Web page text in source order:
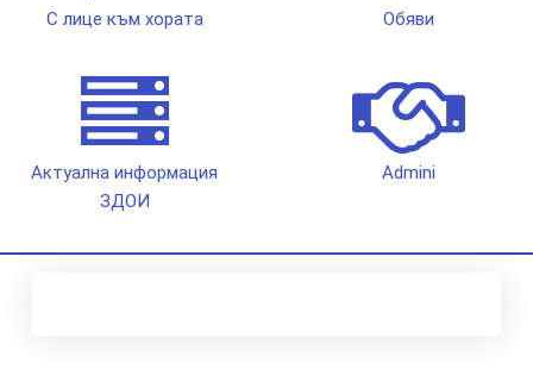
С лице към хората Обяви
Актуална информация
ЗДОИ
Admini